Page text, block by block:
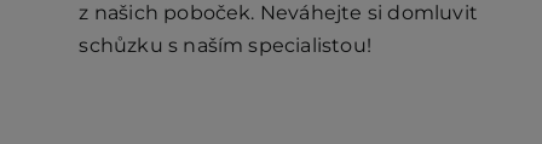
z našich poboček. Neváhejte si domluvit
schůzku s naším specialistou!